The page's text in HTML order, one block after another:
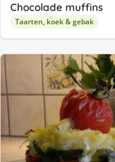
Chocolade muffins
Taarten, koek & gebak